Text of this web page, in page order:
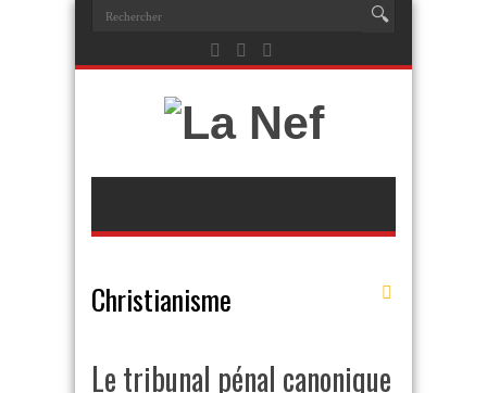
Christianisme
Le tribunal pénal canonique